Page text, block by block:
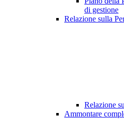
di gestione
Relazione sulla
Relazione
Ammontare